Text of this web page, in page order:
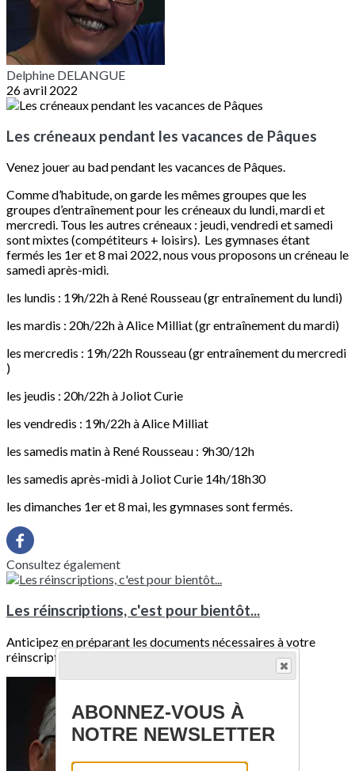
Delphine DELANGUE
26 avril 2022
Les créneaux pendant les vacances de Pâques
Venez jouer au bad pendant les vacances de Pâques.
Comme d’habitude, on garde les mêmes groupes que les
groupes d’entraînement pour les créneaux du lundi, mardi et
mercredi. Tous les autres créneaux : jeudi, vendredi et samedi
sont mixtes (compétiteurs + loisirs). Les gymnases étant
fermés les 1er et 8 mai 2022, nous vous proposons un créneau le
samedi après-midi.
les lundis : 19h/22h à René Rousseau (gr entraînement du lundi)
les mardis : 20h/22h à Alice Milliat (gr entraînement du mardi)
les mercredis : 19h/22h Rousseau (gr entraînement du mercredi
)
les jeudis : 20h/22h à Joliot Curie
les vendredis : 19h/22h à Alice Milliat
les samedis matin à René Rousseau : 9h30/12h
les samedis après-midi à Joliot Curie 14h/18h30
les dimanches 1er et 8 mai, les gymnases sont fermés.
Consultez également
Les réinscriptions, c'est pour bientôt...
Anticipez en préparant les documents nécessaires à votre
réinscription.Vous recevrez un mail...
ABONNEZ-VOUS À
NOTRE NEWSLETTER